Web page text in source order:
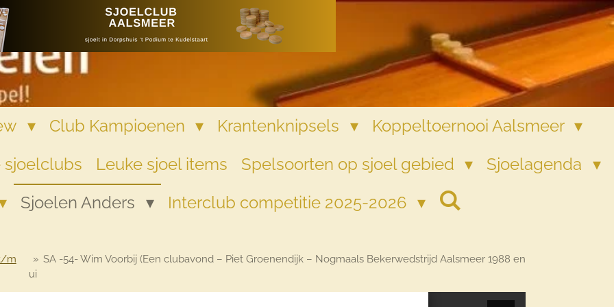
Club Kampioenen Krantenknipsels
Koppeltoernooi Aalsmeer
sjoelclubs Leuke sjoel items Spelsoorten op sjoel gebied
Sjoelagenda
Sjoelen Anders Interclub competitie 2025-2026
m
» SA -54- Wim Voorbij (Een clubavond – Piet Groenendijk – Nogmaals Bekerwedstrijd Aalsmeer 1988 en
ui